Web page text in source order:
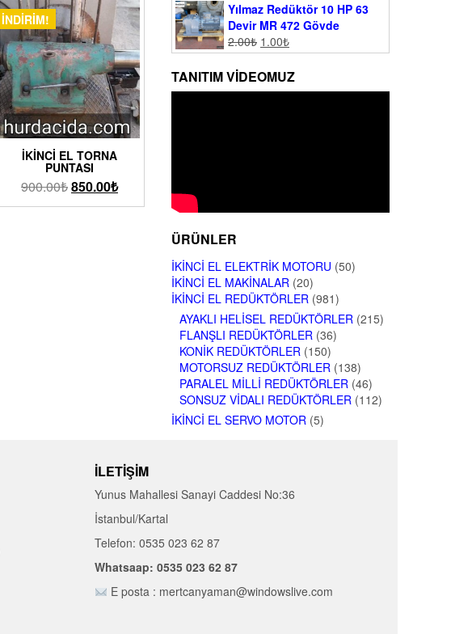
İNDIRIM!
İKINCI EL TORNA
PUNTASI
900.00₺850.00₺
Yılmaz Redüktör 10 HP 63
Devir MR 472 Gövde
2.00₺ 1.00₺
TANITIM VIDEOMUZ
ÜRÜNLER
İKINCI EL ELEKTRIK MOTORU (50)
İKINCI EL MAKINALAR (20)
İKINCI EL REDÜKTÖRLER (981)
AYAKLI HELISEL REDÜKTÖRLER (215)
FLANŞLI REDÜKTÖRLER (36)
KONIK REDÜKTÖRLER (150)
MOTORSUZ REDÜKTÖRLER (138)
PARALEL MILLI REDÜKTÖRLER (46)
SONSUZ VIDALI REDÜKTÖRLER (112)
İKINCI EL SERVO MOTOR (5)
İLETIŞIM
Yunus Mahallesi Sanayi Caddesi No:36
İstanbul/Kartal
Telefon: 0535 023 62 87
Whatsaap: 0535 023 62 87
E posta : mertcanyaman@windowslive.com